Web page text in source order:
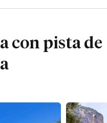
con pista de